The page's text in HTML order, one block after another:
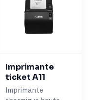
Imprimante
ticket A11
Imprimante